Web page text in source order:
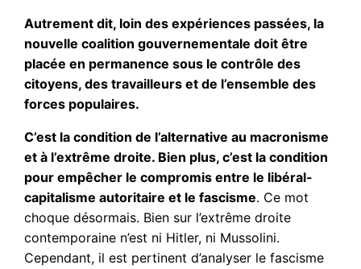
Autrement dit, loin des expériences passées, la
nouvelle coalition gouvernementale doit être
placée en permanence sous le contrôle des
citoyens, des travailleurs et de l’ensemble des
forces populaires.
C’est la condition de l’alternative au macronisme
et à l’extrême droite. Bien plus, c’est la condition
pour empêcher le compromis entre le libéral-
capitalisme autoritaire et le fascisme. Ce mot
choque désormais. Bien sur l’extrême droite
contemporaine n’est ni Hitler, ni Mussolini.
Cependant, il est pertinent d’analyser le fascisme